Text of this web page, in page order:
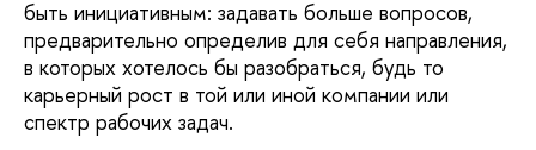
быть инициативным: задавать больше вопросов,
предварительно определив для себя направления,
в которых хотелось бы разобраться, будь то
карьерный рост в той или иной компании или
спектр рабочих задач.